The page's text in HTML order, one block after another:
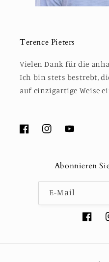
Terence Pieters
Vielen Dank für die
Ich bin stets bestrebt,
auf einzigartige Weise
FacebookInstagramYouTube
Abonnieren
E-Mail